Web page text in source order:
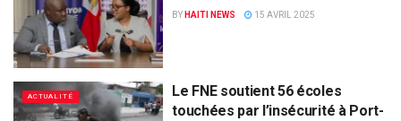
BY HAITI NEWS 15 AVRIL 2025
ACTUALITÉ
Le FNE soutient 56 écoles
touchées par l’insécurité à Port-